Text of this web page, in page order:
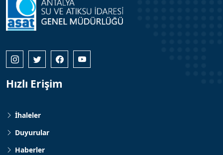
Hızlı Erişim
İhaleler
Duyurular
Haberler